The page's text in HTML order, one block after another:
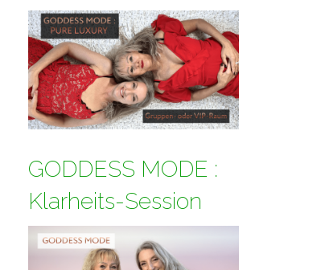
GODDESS MODE :
Klarheits-Session